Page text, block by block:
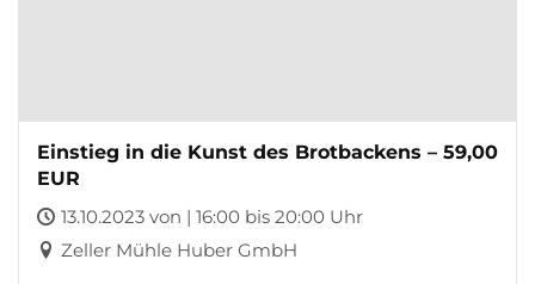
Einstieg in die Kunst des Brotbackens – 59,00
EUR
13.10.2023 von | 16:00 bis 20:00 Uhr
Zeller Mühle Huber GmbH